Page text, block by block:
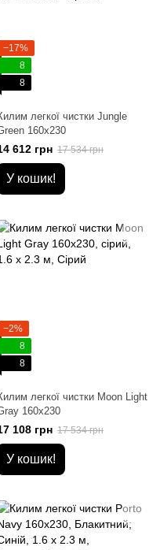
−17%
8
8
легкої чистки Jungle
160x230
612 грн 17 534 грн
У кошик!
−2%
8
8
легкої чистки Moon Light
160x230
108 грн 17 534 грн
У кошик!